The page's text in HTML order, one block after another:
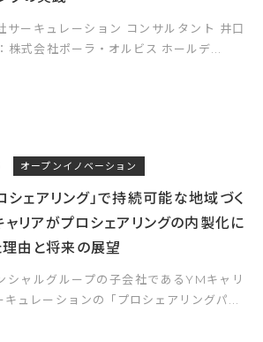
サーキュレーション コンサルタント 井口
株式会社ポーラ・オルビス ホールデ...
オープンイノベーション
シェアリング」で持続可能な地域づく
ャリアがプロシェアリングの内製化に
由と将来の展望
シャルグループの子会社であるYMキャリ
キュレーションの「プロシェアリングパ...